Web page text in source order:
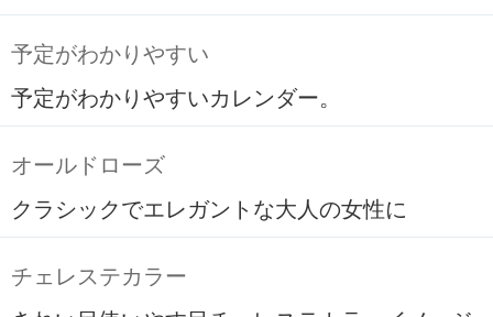
予定がわかりやすい
予定がわかりやすいカレンダー。
オールドローズ
クラシックでエレガントな大人の女性に
チェレステカラー